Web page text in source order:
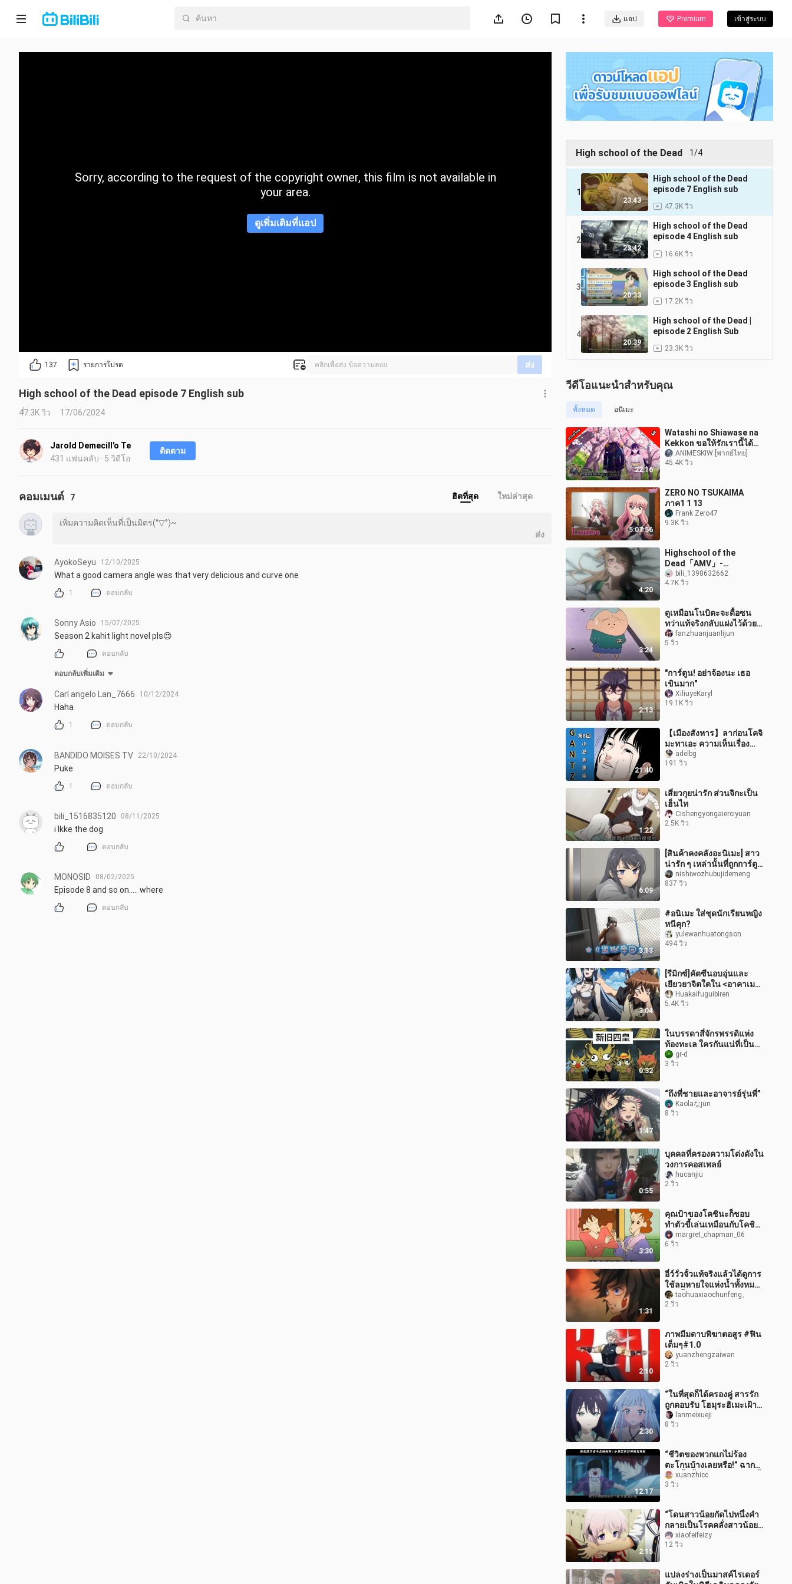
แอป Premium เข้าสู่ระบบ
หน้า
Sorry, according to the request of the copyright owner, this film is not available in
your area.
ดูเพิ่มเติมที่แอป
137 รายการโปรด ส่ง
High school of the Dead episode 7 English sub
47.3K วิว 17/06/2024
Jarold Demecill'o Te
431 แฟนคลับ · 5 วิดีโอ
ติดตาม
High school of the Dead 1/4
1
23:43
High school of the Dead
episode 7 English sub
47.3K วิว
2
23:42
High school of the Dead
episode 4 English sub
16.6K วิว
3
20:33
High school of the Dead
episode 3 English sub
17.2K วิว
4
20:39
High school of the Dead |
episode 2 English Sub
23.3K วิว
วีดีโอแนะนำสำหรับคุณ
ทั้งหมด อนิเมะ
22:16
Watashi no Shiawase na
Kekkon ขอให้รักเรานี้ได้มี
ความสุข ตอนที่ 3 พากย์ไทย
ANIMESKIW [พากย์ไทย]
45.4K วิว
5:07:56
ZERO NO TSUKAIMA
ภาค1 1 13
Frank Zero47
9.3K วิว
4:20
Highschool of the
Dead「AMV」-
Afterhours
bili_1398632662
4.7K วิว
3:24
ดูเหมือนโนบิตะจะดื้อซน
ทว่าแท้จริงกลับแฝงไว้ด้วย
ความเป็นผู้ชายหัวใจโอบ
อ้อมอารีที่ผู้ใหญ่ขาดหายไป
fanzhuanjuanlijun
5 วิว
2:13
"การ์ตูน! อย่าจ้องนะ เธอ
เขินมาก"
XiliuyeKaryl
19.1K วิว
21:40
【เมืองสังหาร】ลาก่อนโคจิ
มะทาเอะ ความเห็นเรื่อง
หลักบทที่ 8
adelbg
191 วิว
1:22
เสี่ยวกุยน่ารัก ส่วนจิกะเป็น
เฮ็นไท
Cishengyongaierciyuan
2.5K วิว
6:09
[สินค้าคงคลังอะนิเมะ] สาว
น่ารัก ๆ เหล่านั้นที่ถูกการ์ตูน
ทำร้ายอย่างไร้ความปราณี
ฉบับที่ 6
nishiwozhubujidemeng
837 วิว
3:13
#อนิเมะ ใส่ชุดนักเรียนหญิง
หนีคุก?
yulewanhuatongson
494 วิว
3:04
[รีมิกซ์]คัตซีนอบอุ่นและ
เยียวยาจิตใตใน <อาคาเมะ
สวยสังหาร>
Huakaifuguibiren
5.4K วิว
0:32
ในบรรดาสี่จักรพรรดิแห่ง
ท้องทะเล ใครกันแน่ที่เป็น
ของโหล? ฉันไม่บอก
หรอก【กองเชียร์ B เมิง】
gr-d
3 วิว
1:47
“ถึงพี่ชายและอาจารย์รุ่นพี่”
Kaolaなjun
8 วิว
0:55
บุคคลที่ครองความโด่งดังใน
วงการคอสเพลย์
hucanjiu
2 วิว
3:30
คุณป้าของโคชินะก็ชอบ
ทำตัวขี้เล่นเหมือนกับโคชิ
นะเลยmargret_chapman_06
6 วิว
1:31
อี๋ว์วั่วจั้วแท้จริงแล้วได้ดูการ
ใช้ลมหายใจแห่งน้ำทั้งหมด
ของอี้ยงจนจบหรือไม่?
(ยกเว้นท่าที่ห้า เพราะก
taohuaxiaochunfeng。
2 วิว
2:10
ภาพมีมดาบพิฆาตอสูร #ฟิน
เต็มๆ#1.0
yuanzhengzaiwan
2 วิว
2:30
“ในที่สุดก็ได้ครองคู่ สารรัก
ถูกตอบรับ โฮมุระฮิเมะเฝ้า
รอมาแปดพันปีจนได้พบ
นางเอกอีกครั้ง ผมยาวจน
lanmeixueji
8 วิว
12:17
“ชีวิตของพวกแกไม่ร้อง
ตะโกนบ้างเลยหรือ!” ฉาก
เด็ดขึ้นหิ้งของโจ๊กเกอร์บัคกี้
xuanzhicc
3 วิว
2:15
“โดนสาวน้อยกัดไปหนึ่งคำ
กลายเป็นโรคคลั่งสาวน้อย
ไปแล้ว ทำยังไงดี”
xiaofeifeizy
12 วิว
แปลงร่างเป็นมาสค์ไรเดอร์
คอมเมนต์ 7 ฮิตที่สุด ใหม่ล่าสุด
ส่ง
AyokoSeyu 12/10/2025
What a good camera angle was that very delicious and curve one
1 ตอบกลับ
Sonny Asio 15/07/2025
Season 2 kahit light novel pls😍
ตอบกลับ
ตอบกลับเพิ่มเติม
Carl angelo Lan_7666 10/12/2024
Haha
1 ตอบกลับ
BANDIDO MOISES TV 22/10/2024
Puke
1 ตอบกลับ
bili_1516835120 08/11/2025
i lkke the dog
ตอบกลับ
MONOSID 08/02/2025
Episode 8 and so on..... where
ตอบกลับ